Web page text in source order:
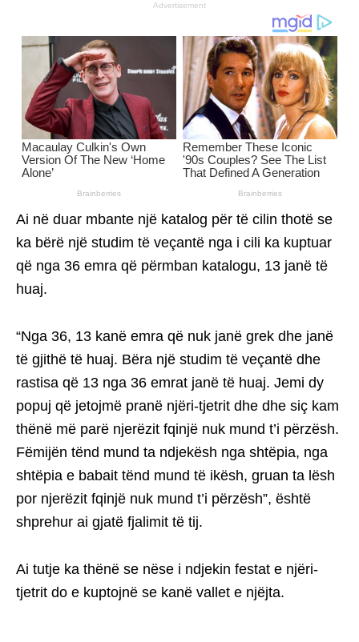
Advertisement
Ai në duar mbante një katalog për të cilin thotë se
ka bërë një studim të veçantë nga i cili ka kuptuar
që nga 36 emra që përmban katalogu, 13 janë të
huaj.
“Nga 36, 13 kanë emra që nuk janë grek dhe janë
të gjithë të huaj. Bëra një studim të veçantë dhe
rastisa që 13 nga 36 emrat janë të huaj. Jemi dy
popuj që jetojmë pranë njëri-tjetrit dhe dhe siç kam
thënë më parë njerëzit fqinjë nuk mund t’i përzësh.
Fëmijën tënd mund ta ndjekësh nga shtëpia, nga
shtëpia e babait tënd mund të ikësh, gruan ta lësh
por njerëzit fqinjë nuk mund t’i përzësh”, është
shprehur ai gjatë fjalimit të tij.
Ai tutje ka thënë se nëse i ndjekin festat e njëri-
tjetrit do e kuptojnë se kanë vallet e njëjta.